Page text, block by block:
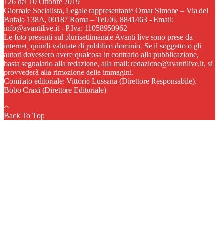
126 del 10 Ottobre 2019
Giornale Socialista, Legale rappresentante Omar Simone – Via del
Bufalo 138A, 00187 Roma – Tel.06. 8841463 - Email:
info@avantilive.it - P.Iva: 11058950962
Le foto presenti sul plurisettimanale Avanti live sono prese da
internet, quindi valutate di pubblico dominio. Se il soggetto o gli
autori dovessero avere qualcosa in contrario alla pubblicazione,
basta segnalarlo alla redazione, alla mail: redazione@avantilive.it, si
provvederà alla rimozione delle immagini.
Comitato editoriale: Vittorio Lussana (Direttore Responsabile).
Bobo Craxi (Direttore Editoriale)
Back To Top